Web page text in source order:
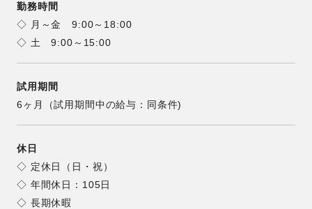
勤務時間
◇ 月～金 9:00～18:00
◇ 土 9:00～15:00
試用期間
6ヶ月（試用期間中の給与：同条件)
休日
◇ 定休日（日・祝）
◇ 年間休日：105日
◇ 長期休暇